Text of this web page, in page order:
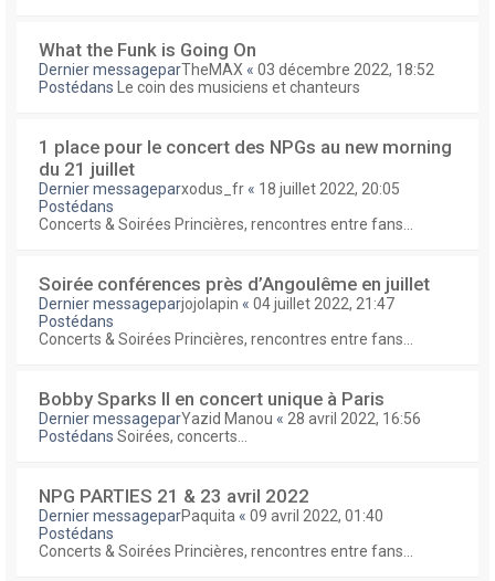
What the Funk is Going On
Dernier messageparTheMAX « 03 décembre 2022, 18:52
Postédans
Le coin des musiciens et chanteurs
1 place pour le concert des NPGs au new morning
du 21 juillet
Dernier messageparxodus_fr « 18 juillet 2022, 20:05
Postédans
Concerts & Soirées Princières, rencontres entre fans...
Soirée conférences près d’Angoulême en juillet
Dernier messageparjojolapin « 04 juillet 2022, 21:47
Postédans
Concerts & Soirées Princières, rencontres entre fans...
Bobby Sparks II en concert unique à Paris
Dernier messageparYazid Manou « 28 avril 2022, 16:56
Postédans Soirées, concerts...
NPG PARTIES 21 & 23 avril 2022
Dernier messageparPaquita « 09 avril 2022, 01:40
Postédans
Concerts & Soirées Princières, rencontres entre fans...